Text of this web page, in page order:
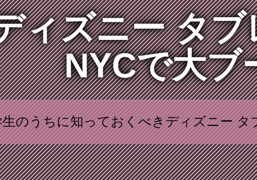
ィズニー タ
NYCで大ブ
のうちに知っておくべきディズニー タ